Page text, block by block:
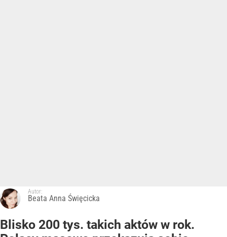
Autor:
Beata Anna Święcicka
Blisko 200 tys. takich aktów w rok.